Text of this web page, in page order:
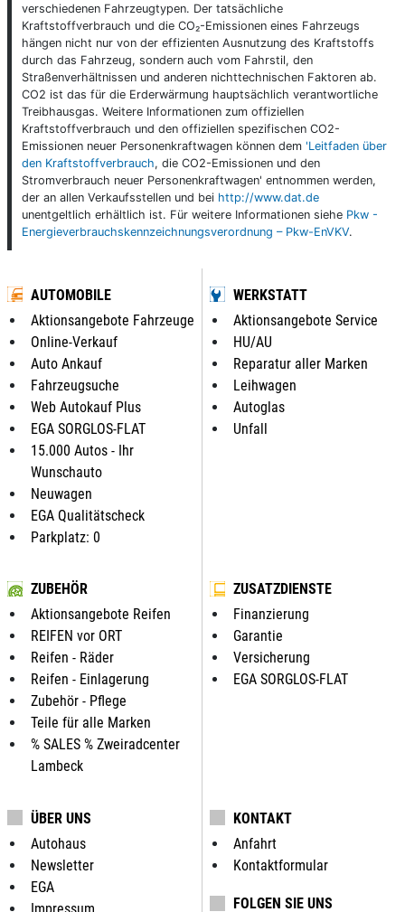
verschiedenen Fahrzeugtypen. Der tatsächliche
Kraftstoffverbrauch und die CO₂-Emissionen eines Fahrzeugs
hängen nicht nur von der effizienten Ausnutzung des Kraftstoffs
durch das Fahrzeug, sondern auch vom Fahrstil, den
Straßenverhältnissen und anderen nichttechnischen Faktoren ab.
CO2 ist das für die Erderwärmung hauptsächlich verantwortliche
Treibhausgas. Weitere Informationen zum offiziellen
Kraftstoffverbrauch und den offiziellen spezifischen CO2-
Emissionen neuer Personenkraftwagen können dem 'Leitfaden über
den Kraftstoffverbrauch, die CO2-Emissionen und den
Stromverbrauch neuer Personenkraftwagen' entnommen werden,
der an allen Verkaufsstellen und bei http://www.dat.de
unentgeltlich erhältlich ist. Für weitere Informationen siehe Pkw -
Energieverbrauchskennzeichnungsverordnung – Pkw-EnVKV.
AUTOMOBILE
Aktionsangebote Fahrzeuge
Online-Verkauf
Auto Ankauf
Fahrzeugsuche
Web Autokauf Plus
EGA SORGLOS-FLAT
15.000 Autos - Ihr
Wunschauto
Neuwagen
EGA Qualitätscheck
Parkplatz: 0
WERKSTATT
Aktionsangebote Service
HU/AU
Reparatur aller Marken
Leihwagen
Autoglas
Unfall
ZUBEHÖR
Aktionsangebote Reifen
REIFEN vor ORT
Reifen - Räder
Reifen - Einlagerung
Zubehör - Pflege
Teile für alle Marken
% SALES % Zweiradcenter
Lambeck
ZUSATZDIENSTE
Finanzierung
Garantie
Versicherung
EGA SORGLOS-FLAT
ÜBER UNS
Autohaus
Newsletter
EGA
KONTAKT
Anfahrt
Kontaktformular
FOLGEN SIE UNS